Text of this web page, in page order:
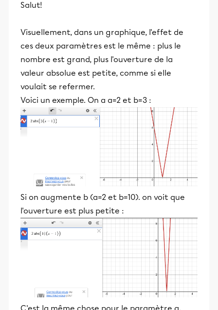
Salut!
Visuellement, dans un graphique, l'effet de
ces deux paramètres est le même : plus le
nombre est grand, plus l'ouverture de la
valeur absolue est petite, comme si elle
voulait se refermer.
Voici un exemple. On a a=2 et b=3 :
Si on augmente b (a=2 et b=10). on voit que
l'ouverture est plus petite :